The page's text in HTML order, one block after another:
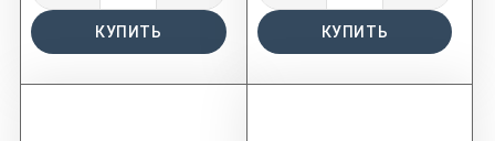
КУПИТЬ КУПИТЬ